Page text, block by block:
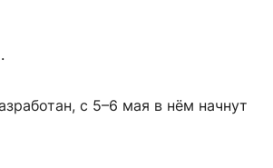
с 5–6 мая в нём начнут